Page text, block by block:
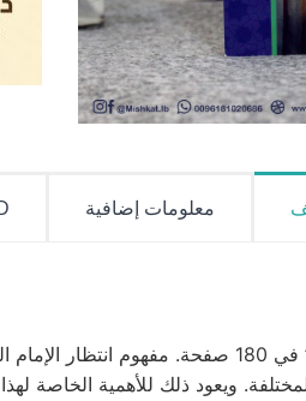
معلومات إضافية
به, كما
ويعود ذلك للأهمية الخاصة